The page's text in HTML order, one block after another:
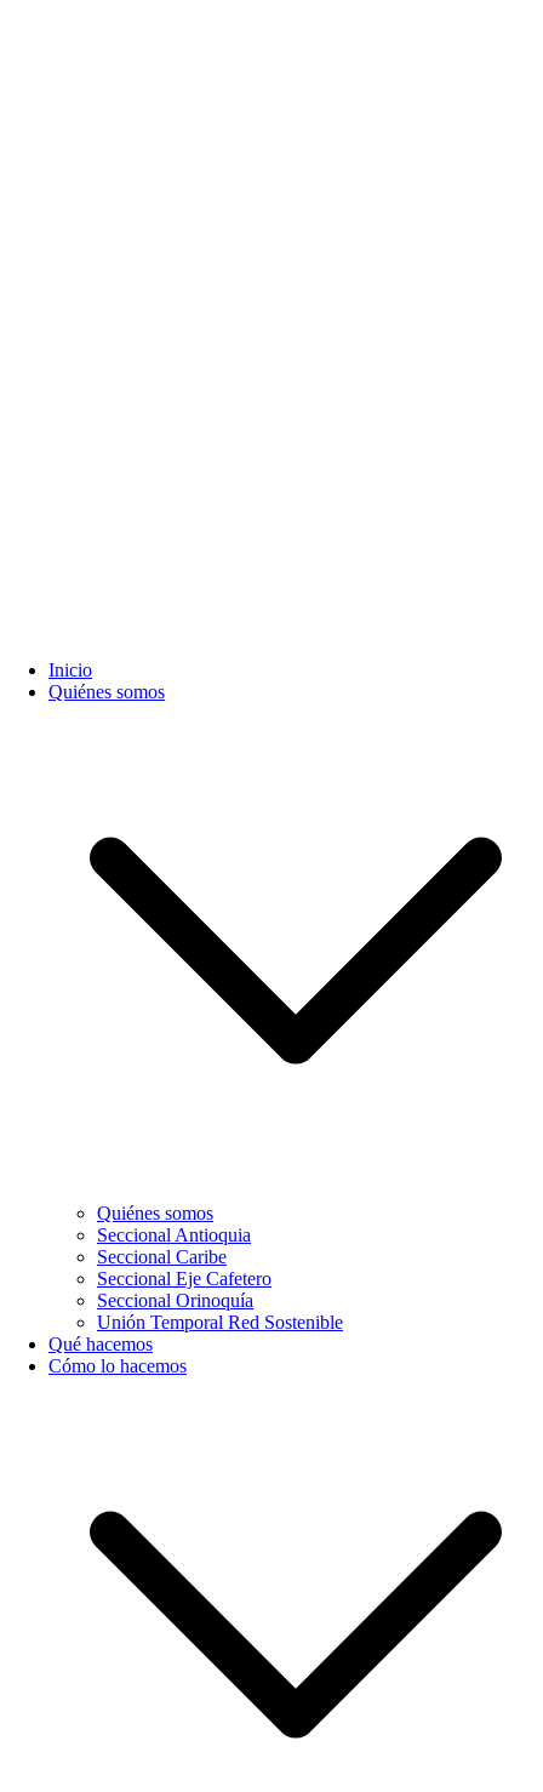
Inicio
Quiénes somos
Quiénes somos
Seccional Antioquia
Seccional Caribe
Seccional Eje Cafetero
Seccional Orinoquía
Unión Temporal Red Sostenible
Qué hacemos
Cómo lo hacemos